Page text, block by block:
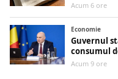
Acum 6 ore
Economie
Guvernul
consumul
Acum 9 ore